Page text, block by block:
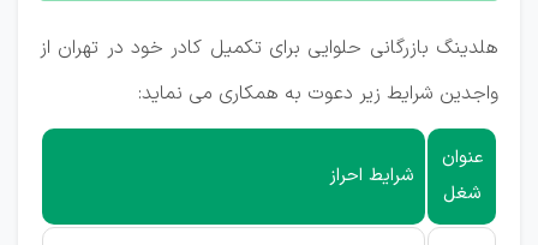
هلدینگ بازرگانی حلوایی برای تکمیل کادر خود در تهران از
واجدین شرایط زیر دعوت به همکاری می نماید:
عنوان
شغل
شرایط احراز